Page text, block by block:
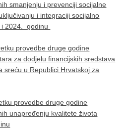
smanjenju i prevenciji socijalne
i integraciji socijalno
i 2024. godinu
provedbe druge godine
za dodjelu financijskih sredstava
sreću u Republici Hrvatskoj za
provedbe druge godine
unapređenju kvalitete života